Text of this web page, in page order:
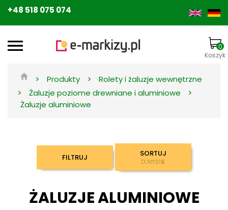
+48 518 075 074
0
Koszyk
> Produkty > Rolety i żaluzje wewnętrzne
> Żaluzje poziome drewniane i aluminiowe >
Żaluzje aluminiowe
FILTRUJ SORTUJ
DOMYŚLNIE
ŻALUZJE ALUMINIOWE